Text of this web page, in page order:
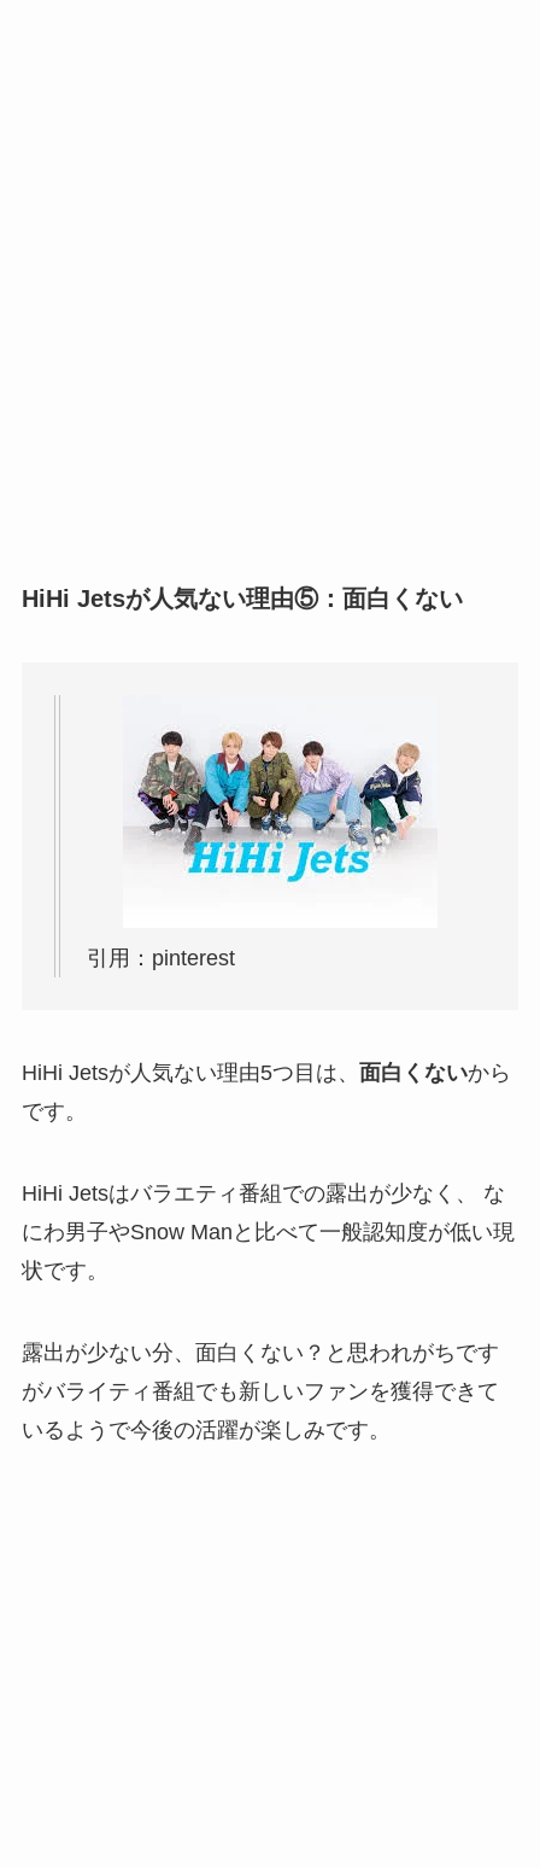
HiHi Jetsが人気ない理由⑤：面白くない
引用：pinterest
HiHi Jetsが人気ない理由5つ目は、 面白くないから
です。
HiHi Jetsはバラエティ番組での露出が少なく、 な
にわ男子やSnow Manと比べて一般認知度が低い現
状です。
露出が少ない分、面白くない？と思われがちです
がバライティ番組でも新しいファンを獲得できて
いるようで今後の活躍が楽しみです。